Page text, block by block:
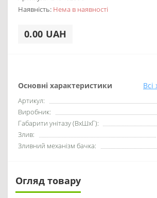
Наявність: Нема в наявності
0.00 UAH
Основні характеристики
Артикул:
Виробник:
Габарити унітазу (ВхШхГ):
Злив:
Зливний механізм бачка:
Огляд товару